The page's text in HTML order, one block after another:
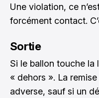
Une violation, ce
forcément contact.
Sortie
Si le ballon touche la
« dehors ». La
adverse, sauf si un